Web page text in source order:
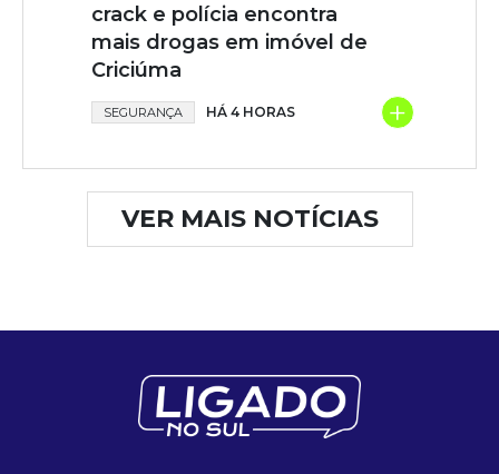
crack e polícia encontra
mais drogas em imóvel de
Criciúma
SEGURANÇA HÁ 4 HORAS +
VER MAIS NOTÍCIAS